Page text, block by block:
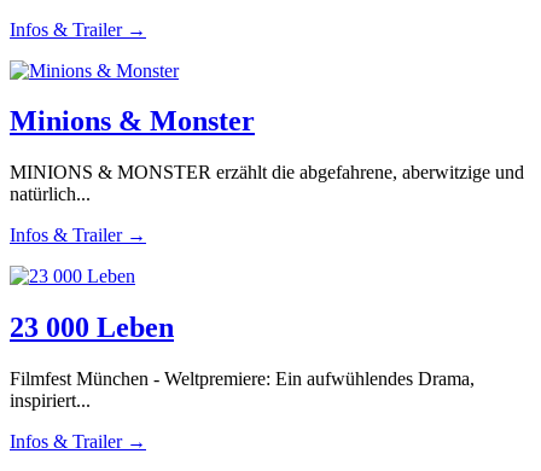
Infos & Trailer →
Minions & Monster
MINIONS & MONSTER erzählt die abgefahrene, aberwitzige und
natürlich...
Infos & Trailer →
23 000 Leben
Filmfest München - Weltpremiere: Ein aufwühlendes Drama,
inspiriert...
Infos & Trailer →